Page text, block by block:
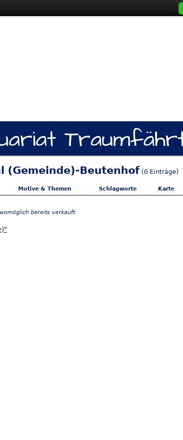
(Gemeinde)-Beutenhof (0 Einträge)
Motive & Themen Schlagworte Karte
bereits verkauft.